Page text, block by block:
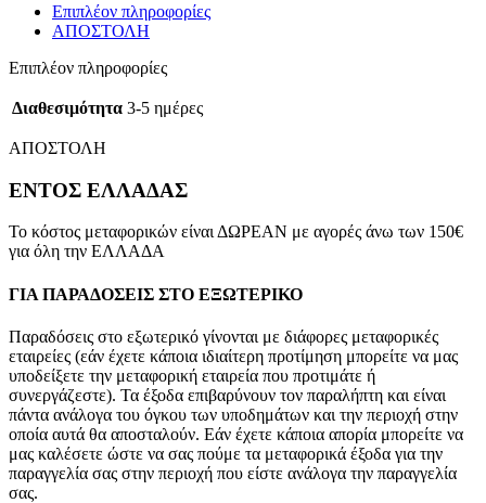
Επιπλέον πληροφορίες
ΑΠΟΣΤΟΛΗ
Επιπλέον πληροφορίες
Διαθεσιμότητα 3-5 ημέρες
ΑΠΟΣΤΟΛΗ
ΕΝΤΟΣ ΕΛΛΑΔΑΣ
Το κόστος μεταφορικών είναι ΔΩΡΕΑΝ με αγορές άνω των 150€
για όλη την ΕΛΛΑΔΑ
ΓΙΑ ΠΑΡΑΔΟΣΕΙΣ ΣΤΟ ΕΞΩΤΕΡΙΚΟ
Παραδόσεις στο εξωτερικό γίνονται με διάφορες μεταφορικές
εταιρείες (εάν έχετε κάποια ιδιαίτερη προτίμηση μπορείτε να μας
υποδείξετε την μεταφορική εταιρεία που προτιμάτε ή
συνεργάζεστε). Τα έξοδα επιβαρύνουν τον παραλήπτη και είναι
πάντα ανάλογα του όγκου των υποδημάτων και την περιοχή στην
οποία αυτά θα αποσταλούν. Εάν έχετε κάποια απορία μπορείτε να
μας καλέσετε ώστε να σας πούμε τα μεταφορικά έξοδα για την
παραγγελία σας στην περιοχή που είστε ανάλογα την παραγγελία
σας.